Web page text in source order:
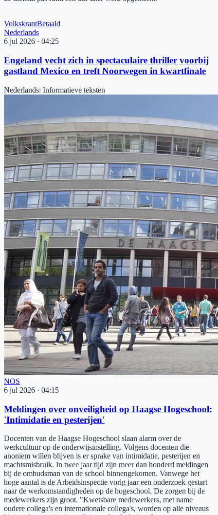
VolkskrantBetaald
Nederlands
6 jul 2026 · 04:25
Engeland vecht zich in spectaculaire thriller voorbij
gastland Mexico en treft Noorwegen in kwartfinale
Nederlands: Informatieve teksten
NOS
6 jul 2026 · 04:15
Meldingen over onveiligheid op Haagse Hogeschool:
'Intimidatie en pesterijen'
Docenten van de Haagse Hogeschool slaan alarm over de
werkcultuur op de onderwijsinstelling. Volgens docenten die
anoniem willen blijven is er sprake van intimidatie, pesterijen en
machtsmisbruik. In twee jaar tijd zijn meer dan honderd meldingen
bij de ombudsman van de school binnengekomen. Vanwege het
hoge aantal is de Arbeidsinspectie vorig jaar een onderzoek gestart
naar de werkomstandigheden op de hogeschool. De zorgen bij de
medewerkers zijn groot. "Kwetsbare medewerkers, met name
oudere collega's en internationale collega's, worden op alle niveaus